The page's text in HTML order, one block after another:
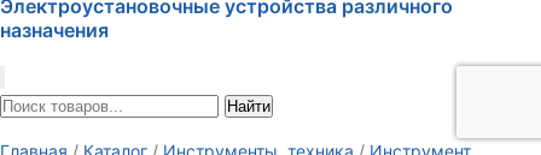
Электроустановочные устройства различного
назначения
Найти
Главная / Каталог / Инструменты, техника / Инструмент,